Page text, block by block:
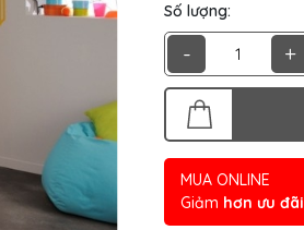
Số lượng:
- +
MUA ONLINE
Giảm hơn ưu đãi